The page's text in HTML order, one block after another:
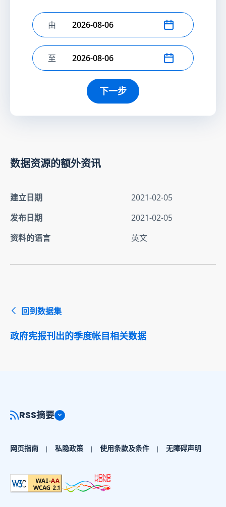
选择开始日期
由
选择结束日期
至
下一步
数据资源的额外资讯
建立日期
2021-02-05
发布日期
2021-02-05
资料的语言
英文
回到数据集
政府宪报刊出的季度帐目相关数据
RSS摘要
网页指南 私隐政策 使用条款及条件 无障碍声明